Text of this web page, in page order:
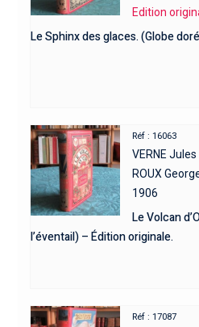
Edition
Le Sphinx des glaces. (Globe
Réf : 16063
VERNE Jules
ROUX
1906
Le Volcan
l’éventail) – Édition originale.
Réf : 17087